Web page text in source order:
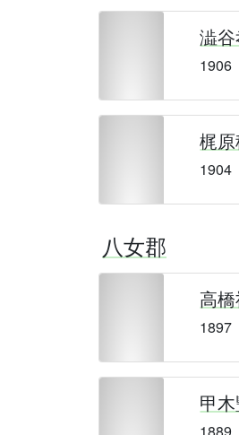
澁
1906
梶
1904
八女郡
高
1897
甲